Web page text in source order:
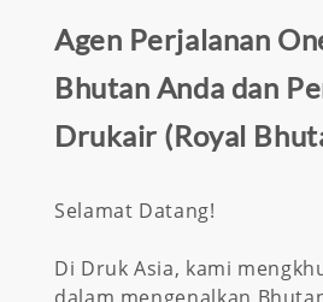
Agen Perjalanan
Bhutan Anda dan
Drukair (Royal
Selamat Datang!
Di Druk Asia, kami